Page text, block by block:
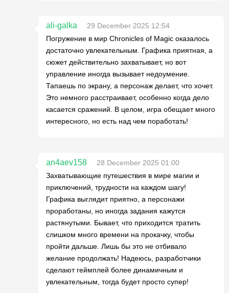
ali-galka
29 December 2025 12:54
Погружение в мир Chronicles of Magic оказалось
достаточно увлекательным. Графика приятная, а
сюжет действительно захватывает, но вот
управление иногда вызывает недоумение.
Тапаешь по экрану, а персонаж делает, что хочет.
Это немного расстраивает, особенно когда дело
касается сражений. В целом, игра обещает много
интересного, но есть над чем поработать!
an4aev158
28 December 2025 01:00
Захватывающие путешествия в мире магии и
приключений, трудности на каждом шагу!
Графика выглядит приятно, а персонажи
проработаны, но иногда задания кажутся
растянутыми. Бывает, что приходится тратить
слишком много времени на прокачку, чтобы
пройти дальше. Лишь бы это не отбивало
желание продолжать! Надеюсь, разработчики
сделают геймплей более динамичным и
увлекательным, тогда будет просто супер!